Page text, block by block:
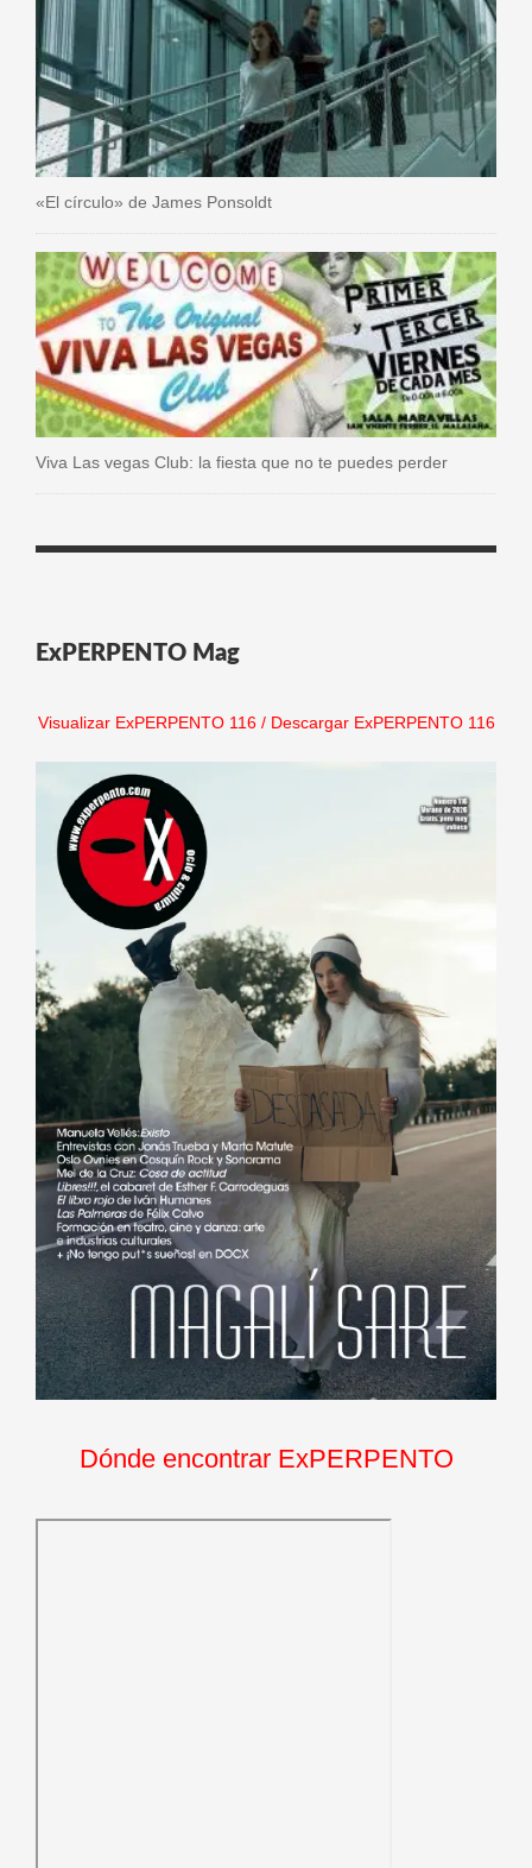
«El círculo» de James Ponsoldt
Viva Las vegas Club: la fiesta que no te puedes perder
ExPERPENTO Mag
Visualizar ExPERPENTO 116/ Descargar ExPERPENTO 116
Dónde encontrar ExPERPENTO